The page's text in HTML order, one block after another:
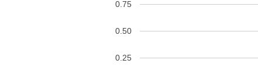
0.25
0.50
0.75